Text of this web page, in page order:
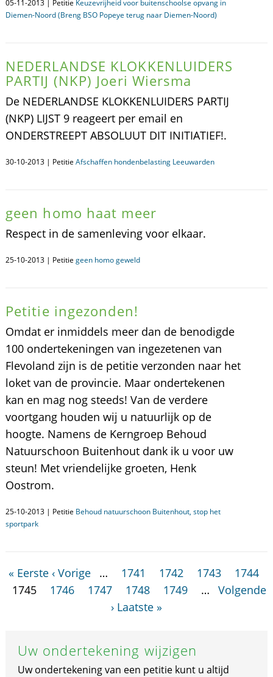
05-11-2013 | Petitie Keuzevrijheid voor buitenschoolse opvang in
Diemen-Noord (Breng BSO Popeye terug naar Diemen-Noord)
NEDERLANDSE KLOKKENLUIDERS
PARTIJ (NKP) Joeri Wiersma
De NEDERLANDSE KLOKKENLUIDERS PARTIJ
(NKP) LIJST 9 reageert per email en
ONDERSTREEPT ABSOLUUT DIT INITIATIEF!.
30-10-2013 | Petitie Afschaffen hondenbelasting Leeuwarden
geen homo haat meer
Respect in de samenleving voor elkaar.
25-10-2013 | Petitie geen homo geweld
Petitie ingezonden!
Omdat er inmiddels meer dan de benodigde
100 ondertekeningen van ingezetenen van
Flevoland zijn is de petitie verzonden naar het
loket van de provincie. Maar ondertekenen
kan en mag nog steeds! Van de verdere
voortgang houden wij u natuurlijk op de
hoogte. Namens de Kerngroep Behoud
Natuurschoon Buitenhout dank ik u voor uw
steun! Met vriendelijke groeten, Henk
Oostrom.
25-10-2013 | Petitie Behoud natuurschoon Buitenhout, stop het
sportpark
« Eerste ‹ Vorige … 1741 1742 1743
1744
1745
1746 1747 1748 1749 …
Volgende
› Laatste »
Uw ondertekening wijzigen
Uw ondertekening van een petitie kunt u altijd